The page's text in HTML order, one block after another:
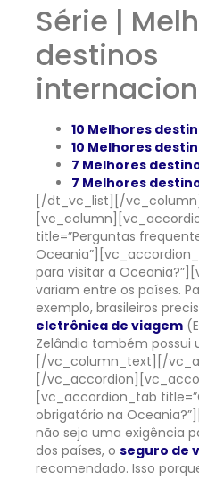
Série |
destinos
10 Melhores
10 Melhores
7 Melhores
7 Melhores
[/dt_vc_list][/
title=”Perguntas
para visitar a
variam entre os países.
exemplo, brasileiros
eletrônica de viagem
Zelândia também possui
[/vc_column_text][/
[/
[vc_accordion_tab
obrigatório na
não seja uma exigência
dos países, o seguro de
recomendado. Isso